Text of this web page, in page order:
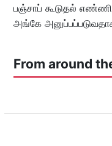
பஞ்சாப் கூடுதல்
அங்கே
From around